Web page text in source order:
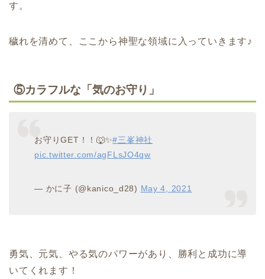
す。
穢れを清めて、ここから神聖な領域に入っていきます♪
⑤カラフルな「気のお守り」
お守りGET！！🐺✨#三峯神社
pic.twitter.com/agFLsJO4qw
— かに子 (@kanico_d28) May 4, 2021
勇気、元気、やる気のパワーがあり、勝利と成功に導
いてくれます！